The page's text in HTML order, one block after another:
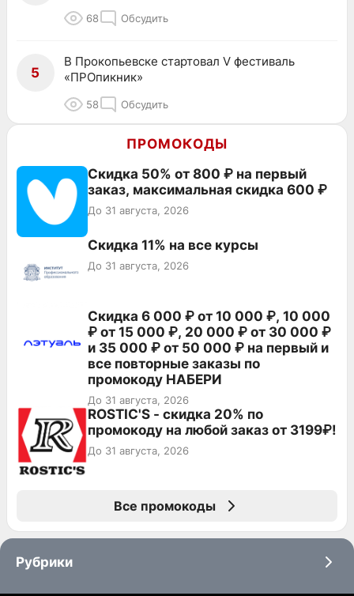
68 Обсудить
5
В Прокопьевске стартовал V фестиваль
«ПРОпикник»
58 Обсудить
ПРОМОКОДЫ
Скидка 50% от 800 ₽ на первый
заказ, максимальная скидка 600 ₽
До 31 августа, 2026
Скидка 11% на все курсы
До 31 августа, 2026
Скидка 6 000 ₽ от 10 000 ₽, 10 000
₽ от 15 000 ₽, 20 000 ₽ от 30 000 ₽
и 35 000 ₽ от 50 000 ₽ на первый и
все повторные заказы по
промокоду НАБЕРИ
До 31 августа, 2026
ROSTIC'S - скидка 20% по
промокоду на любой заказ от 3199₽!
До 31 августа, 2026
Все промокоды
Рубрики